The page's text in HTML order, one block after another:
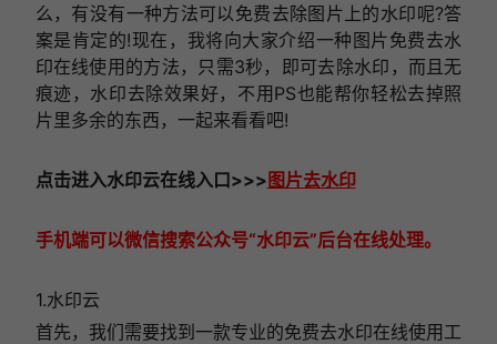
么，有没有一种方法可以免费去除图片上的水印呢?答
案是肯定的!现在，我将向大家介绍一种图片免费去水
印在线使用的方法，只需3秒，即可去除水印，而且无
痕迹，水印去除效果好，不用PS也能帮你轻松去掉照
片里多余的东西，一起来看看吧!
点击进入水印云在线入口>>>图片去水印
手机端可以微信搜索公众号“水印云”后台在线处理。
1.水印云
首先，我们需要找到一款专业的免费去水印在线使用工